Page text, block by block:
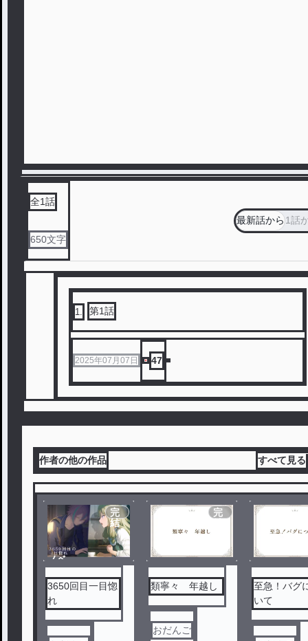
全1話
650文字
最新話から1話
1 第1話
2025年07月07日 47
作者の他の作品 すべて見る
ノベ
完
結
3650回目一目惚
れ
完
類寧々 年越し
おだんご
至急！バグ
いて